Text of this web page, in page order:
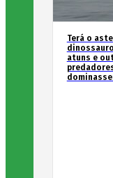
Terá o
atuns e